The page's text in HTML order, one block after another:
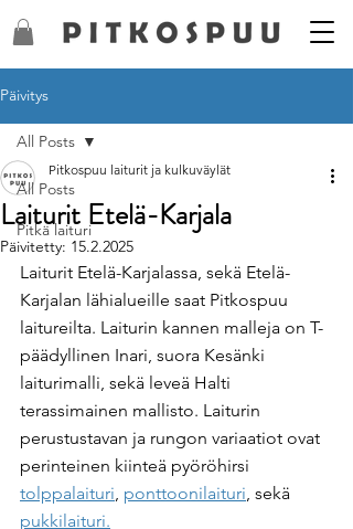
Päivitys
All Posts
Pitkä laituri
All Posts
Laiturit Etelä-Karjala
Pitkospuu laiturit ja kulkuväylät
Päivitetty: 15.2.2025
Laiturit Etelä-Karjalassa, sekä Etelä-
Karjalan lähialueille saat Pitkospuu
laitureilta. Laiturin kannen malleja on T-
päädyllinen Inari, suora Kesänki
laiturimalli, sekä leveä Halti
terassimainen mallisto. Laiturin
perustustavan ja rungon variaatiot ovat
perinteinen kiinteä pyöröhirsi
tolppalaituri, ponttoonilaituri, sekä
pukkilaituri.